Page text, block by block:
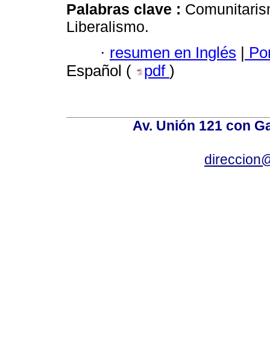
Palabras clave :
Liberalismo.
· resumen en Inglés |
Español (
pdf )
Av. Unión 121 con